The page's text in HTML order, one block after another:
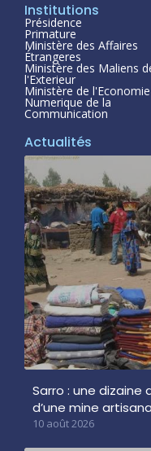
Institutions
Présidence
Primature
Ministère des Affaires
Étrangeres
Ministère des Maliens
l'Exterieur
Ministère de l'Economie
Numerique de la
Communication
Actualités
Sarro : une dizaine
d’une mine
10 août 2026